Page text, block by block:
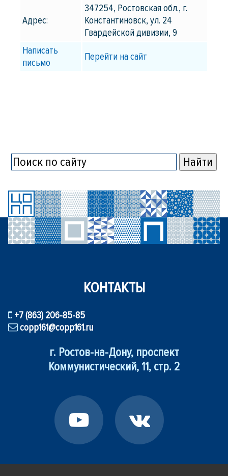
Адрес:
347254, Ростовская обл., г.
Константиновск, ул. 24
Гвардейской дивизии, 9
Написать
письмо
Перейти на сайт
КОНТАКТЫ
+7 (863) 206-85-85
copp161@copp161.ru
г. Ростов-на-Дону, проспект
Коммунистический, 11, стр. 2